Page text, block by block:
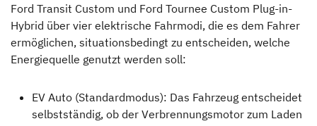
Ford Transit Custom und Ford Tournee Custom Plug-in-
Hybrid über vier elektrische Fahrmodi, die es dem Fahrer
ermöglichen, situationsbedingt zu ent­scheiden, welche
Energiequelle genutzt werden soll:
EV Auto (Standardmodus): Das Fahrzeug entscheidet
selbstständig, ob der Verbrennungs­motor zum Laden